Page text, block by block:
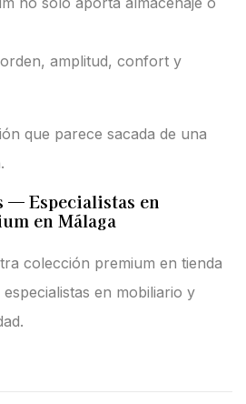
amplitud, confort y
que parece sacada de una
— Especialistas en
en Málaga
colección premium en tienda
en mobiliario y